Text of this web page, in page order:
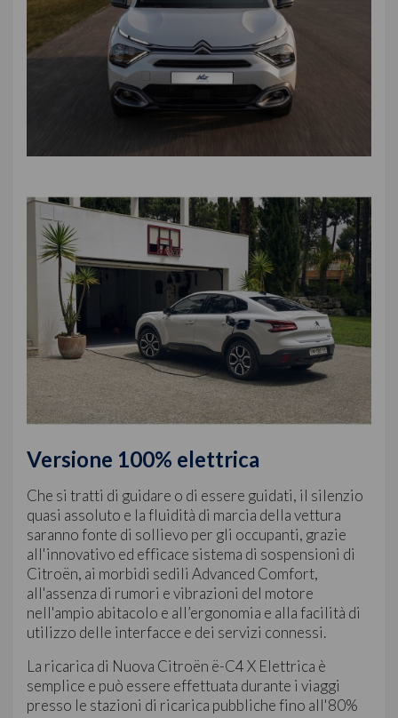
Versione 100% elettrica
Che si tratti di guidare o di essere guidati, il silenzio
quasi assoluto e la fluidità di marcia della vettura
saranno fonte di sollievo per gli occupanti, grazie
all'innovativo ed efficace sistema di sospensioni di
Citroën, ai morbidi sedili Advanced Comfort,
all'assenza di rumori e vibrazioni del motore
nell'ampio abitacolo e all’ergonomia e alla facilità di
utilizzo delle interfacce e dei servizi connessi.
La ricarica di Nuova Citroën ë-C4 X Elettrica è
semplice e può essere effettuata durante i viaggi
presso le stazioni di ricarica pubbliche fino all'80%